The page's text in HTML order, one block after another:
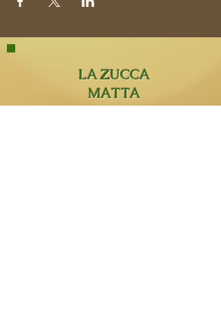
LA ZUCCA
MATTA